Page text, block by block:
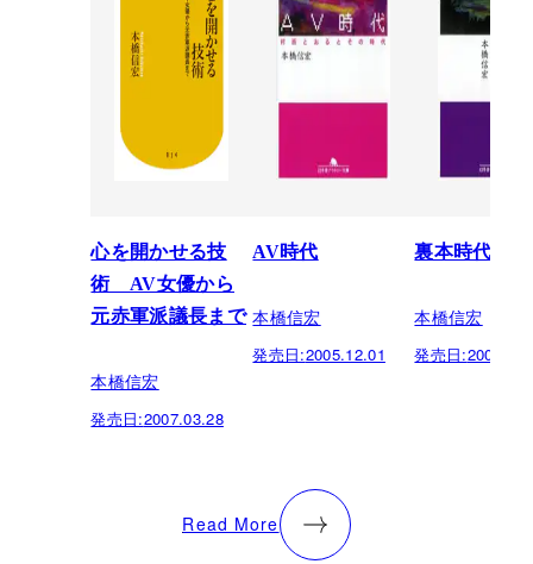
心を開かせる技
術 AV女優から
元赤軍派議長まで
本橋信宏
発売日:2007.03.28
AV時代
本橋信宏
発売日:2005.12.01
裏本時代
本橋信宏
発売日:
Read More